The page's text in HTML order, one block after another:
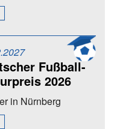
Fußball-
2026
in Nürnberg